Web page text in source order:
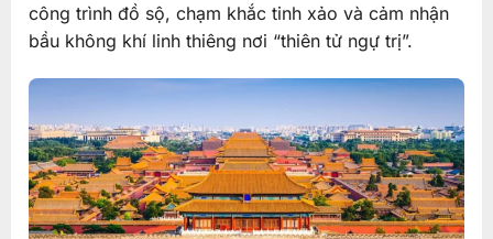
công trình đồ sộ, chạm khắc tinh xảo và cảm nhận
bầu không khí linh thiêng nơi “thiên tử ngự trị”.